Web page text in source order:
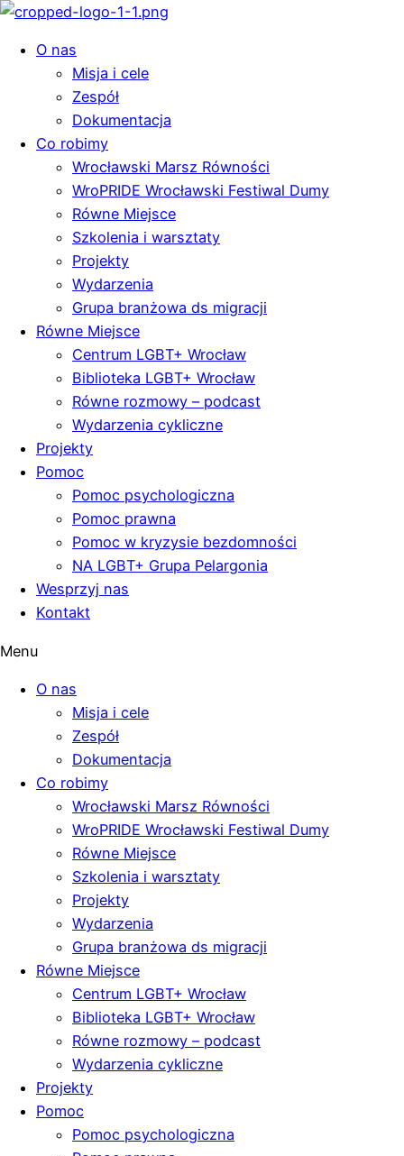
O nas
Misja i cele
Zespół
Dokumentacja
Co robimy
Wrocławski Marsz Równości
WroPRIDE Wrocławski Festiwal Dumy
Równe Miejsce
Szkolenia i warsztaty
Projekty
Wydarzenia
Grupa branżowa ds migracji
Równe Miejsce
Centrum LGBT+ Wrocław
Biblioteka LGBT+ Wrocław
Równe rozmowy – podcast
Wydarzenia cykliczne
Projekty
Pomoc
Pomoc psychologiczna
Pomoc prawna
Pomoc w kryzysie bezdomności
NA LGBT+ Grupa Pelargonia
Wesprzyj nas
Kontakt
Menu
O nas
Misja i cele
Zespół
Dokumentacja
Co robimy
Wrocławski Marsz Równości
WroPRIDE Wrocławski Festiwal Dumy
Równe Miejsce
Szkolenia i warsztaty
Projekty
Wydarzenia
Grupa branżowa ds migracji
Równe Miejsce
Centrum LGBT+ Wrocław
Biblioteka LGBT+ Wrocław
Równe rozmowy – podcast
Wydarzenia cykliczne
Projekty
Pomoc
Pomoc psychologiczna